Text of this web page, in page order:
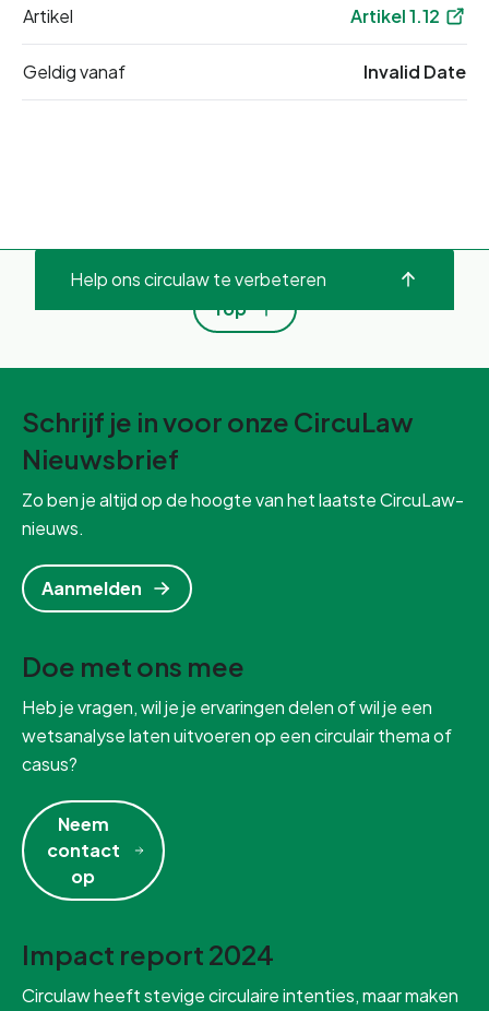
Artikel Artikel 1.12
Geldig vanaf Invalid Date
Help ons circulaw te verbeteren
Top
Schrijf je in voor onze CircuLaw
Nieuwsbrief
Zo ben je altijd op de hoogte van het laatste CircuLaw-
nieuws.
Aanmelden
Doe met ons mee
Heb je vragen, wil je je ervaringen delen of wil je een
wetsanalyse laten uitvoeren op een circulair thema of
casus?
Neem
contact
op
Impact report 2024
Circulaw heeft stevige circulaire intenties, maar maken